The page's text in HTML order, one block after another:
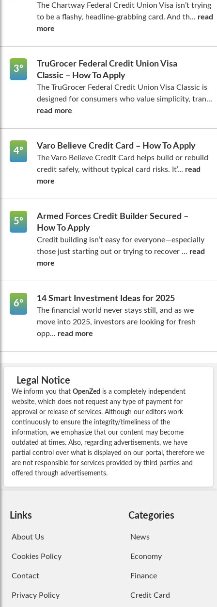
The Chartway Federal Credit Union Visa isn’t trying
to be a flashy, headline-grabbing card. And th... read
more
3º
TruGrocer Federal Credit Union Visa
Classic – How To Apply
The TruGrocer Federal Credit Union Visa Classic is
designed for consumers who value simplicity, tran...
read more
4º
Varo Believe Credit Card – How To Apply
The Varo Believe Credit Card helps build or rebuild
credit safely, without typical card risks. It’... read
more
5º
Armed Forces Credit Builder Secured –
How To Apply
Credit building isn’t easy for everyone—especially
those just starting out or trying to recover ... read
more
6º
14 Smart Investment Ideas for 2025
The financial world never stays still, and as we
move into 2025, investors are looking for fresh
opp... read more
Legal Notice
We inform you that OpenZed is a completely independent
website, which does not request any type of payment for
approval or release of services. Although our editors work
continuously to ensure the integrity/timeliness of the
information, we emphasize that our content may become
outdated at times. Also, regarding advertisements, we have
partial control over what is displayed on our portal, therefore we
are not responsible for services provided by third parties and
offered through advertisements.
Links
About Us
Cookies Policy
Contact
Privacy Policy
Categories
News
Economy
Finance
Credit Card